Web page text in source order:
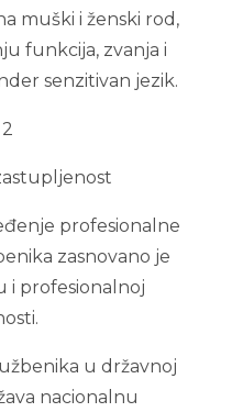
muški i ženski rod,
funkcija, zvanja i
senzitivan jezik.
profesionalne
zasnovano je
i profesionalnoj
u državnoj
nacionalnu